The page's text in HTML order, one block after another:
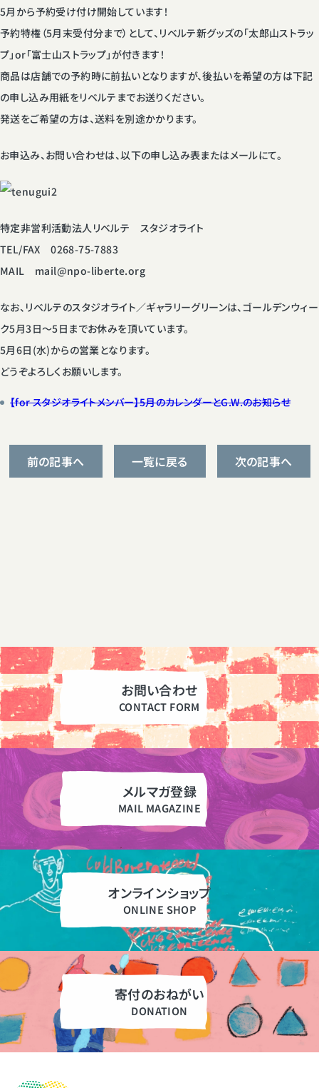
5月から予約受け付け開始しています！
予約特権（5月末受付分まで）として、リベルテ新グッズの「太郎山ストラッ
プ」or「富士山ストラップ」が付きます！
商品は店舗での予約時に前払いとなりますが、後払いを希望の方は下記
の申し込み用紙をリベルテまでお送りください。
発送をご希望の方は、送料を別途かかります。
お申込み、お問い合わせは、以下の申し込み表またはメールにて。
特定非営利活動法人リベルテ スタジオライト
TEL/FAX 0268-75-7883
MAIL mail@npo-liberte.org
なお、リベルテのスタジオライト／ギャラリーグリーンは、ゴールデンウィー
ク5月3日〜5日までお休みを頂いています。
5月6日(水)からの営業となります。
どうぞよろしくお願いします。
【for スタジオライトメンバー】5月のカレンダーとG.W.のお知らせ
前の記事へ 一覧に戻る 次の記事へ
お問い合わせ
メルマガ登録
オンラインショップ
寄付のおねがい